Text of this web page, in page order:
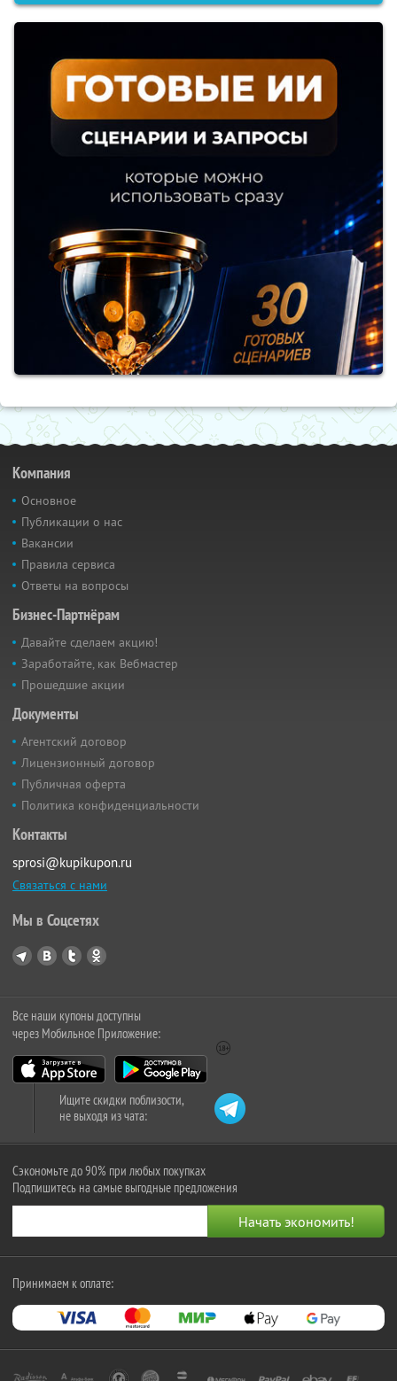
Компания
Основное
Публикации о нас
Вакансии
Правила сервиса
Ответы на вопросы
Бизнес-Партнёрам
Давайте сделаем акцию!
Заработайте, как Вебмастер
Прошедшие акции
Документы
Агентский договор
Лицензионный договор
Публичная оферта
Политика конфиденциальности
Контакты
sprosi@kupikupon.ru
Связаться с нами
Мы в Соцсетях
Все наши купоны доступны
через Мобильное Приложение:
Ищите скидки поблизости,
не выходя из чата:
Сэкономьте до 90% при любых покупках
Подпишитесь на самые выгодные предложения
Принимаем к оплате: